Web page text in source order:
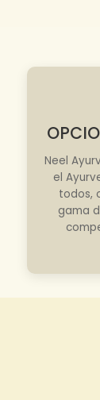
Neel
el
todos,
gama